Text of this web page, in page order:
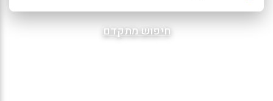
חיפוש מתקדם